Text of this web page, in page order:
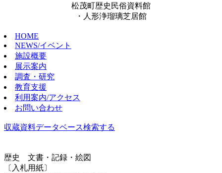
松茂町歴史民俗資料館
・人形浄瑠璃芝居館
HOME
NEWS/イベント
施設概要
展示案内
調査・研究
教育支援
利用案内/アクセス
お問い合わせ
収蔵資料データベース検索する
歴史
文書・記録・絵図
〔入札用紙〕